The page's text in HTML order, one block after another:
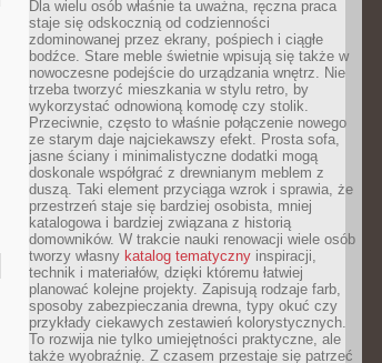
Dla wielu osób właśnie ta uważna, ręczna praca
staje się odskocznią od codzienności
zdominowanej przez ekrany, pośpiech i ciągłe
bodźce. Stare meble świetnie wpisują się także w
nowoczesne podejście do urządzania wnętrz. Nie
trzeba tworzyć mieszkania w stylu retro, by
wykorzystać odnowioną komodę czy stolik.
Przeciwnie, często to właśnie połączenie nowego
ze starym daje najciekawszy efekt. Prosta sofa,
jasne ściany i minimalistyczne dodatki mogą
doskonale współgrać z drewnianym meblem z
duszą. Taki element przyciąga wzrok i sprawia, że
przestrzeń staje się bardziej osobista, mniej
katalogowa i bardziej związana z historią
domowników. W trakcie nauki renowacji wiele osób
tworzy własny katalog tematyczny inspiracji,
technik i materiałów, dzięki któremu łatwiej
planować kolejne projekty. Zapisują rodzaje farb,
sposoby zabezpieczania drewna, typy okuć czy
przykłady ciekawych zestawień kolorystycznych.
To rozwija nie tylko umiejętności praktyczne, ale
także wyobraźnię. Z czasem przestaje się patrzeć